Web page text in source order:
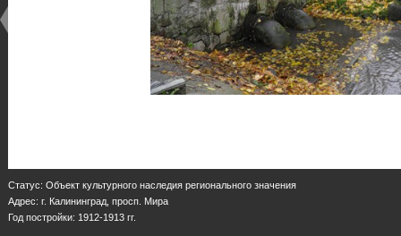
Статус: Объект культурного наследия регионального значения
Адрес: г. Калининград, просп. Мира
Год постройки: 1912-1913 гг.